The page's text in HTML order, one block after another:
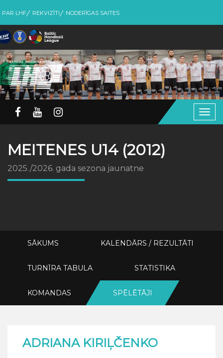
PAR LHF REKVIZĪTI NODERĪGAS SAITES
MEITENES U14 (2012)
2025./2026. gada sezona jaunatne
SĀKUMS KALENDĀRS / REZULTĀTI
TURNĪRA TABULA STATISTIKA
KOMANDAS SPĒLĒTĀJI
ADRIANA KIRIĻČENKO